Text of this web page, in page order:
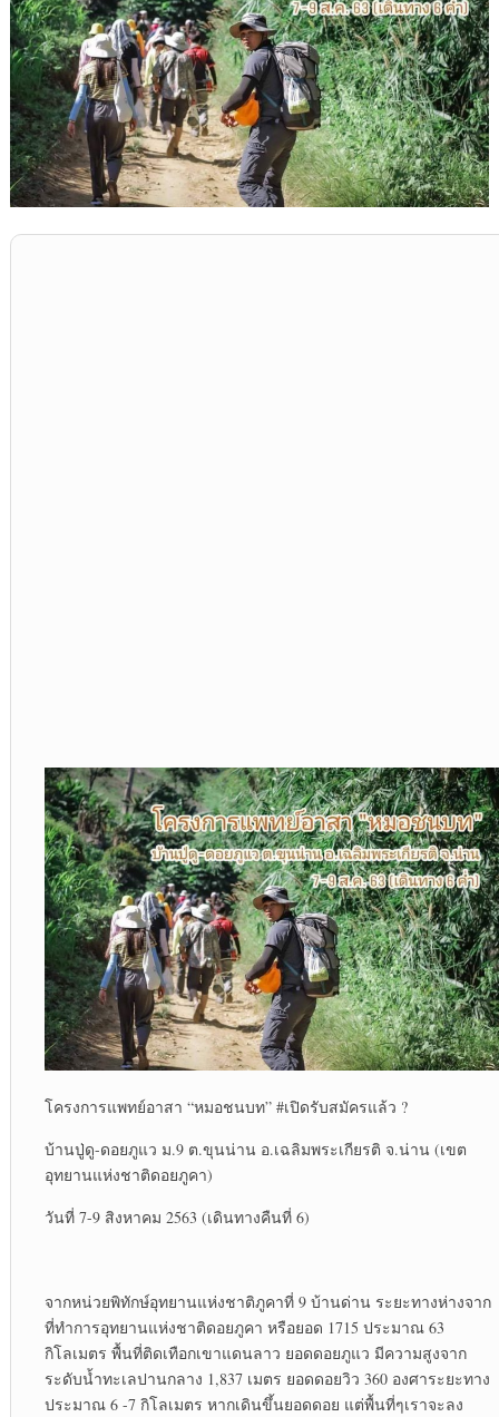
โครงการแพทย์​อาสา “หมอชนบท” #เปิดรับสมัครแล้ว ?
บ้านปู่ดู-ดอยภูแว ม.9 ต.ขุนน่าน อ.เฉลิมพระเกียรติ จ.น่าน (เขต
อุทยานแห่งชาติ​ดอยภูคา)​
วันที่ 7-9 สิงหาคม​ 2563 (เดินทางคืนที่ 6)
จากหน่วยพิทักษ์อุทยานแห่งชาติภูคาที่ 9 บ้านด่าน ระยะทางห่างจาก
ที่ทำการอุทยานแห่งชาติ​ดอยภูคา หรือยอด 1715 ประมาณ 63
กิโลเมตร พื้นที่ติดเทือกเขาแดนลาว ยอดดอยภูแว มีความสูงจาก
ระดับ​น้ำทะเล​ปานกลาง​ 1,837 เมตร ยอดดอยวิว 360 องศาระยะทาง
ประมาณ 6 -7 กิโลเมตร หากเดินขึ้นยอดดอย แต่พื้นที่ๆเราจะลง